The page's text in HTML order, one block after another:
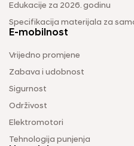
Edukacije za 2026. godinu
Specifikacija materijala za
E-mobilnost
Vrijedno promjene
Zabava i udobnost
Sigurnost
Održivost
Elektromotori
Tehnologija punjenja